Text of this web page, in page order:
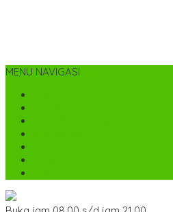
MENU NAVIGASI